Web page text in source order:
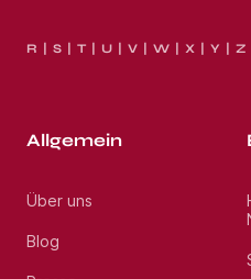
R S T U V W X Y Z
Allgemein
Über uns
Blog